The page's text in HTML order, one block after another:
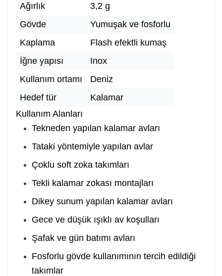
Ağırlık
3,2 g
Gövde
Yumuşak ve fosforlu
Kaplama
Flash efektli kumaş
İğne yapısı
Inox
Kullanım ortamı
Deniz
Hedef tür
Kalamar
Kullanım Alanları
Tekneden yapılan kalamar avları
Tataki yöntemiyle yapılan avlar
Çoklu soft zoka takımları
Tekli kalamar zokası montajları
Dikey sunum yapılan kalamar avları
Gece ve düşük ışıklı av koşulları
Şafak ve gün batımı avları
Fosforlu gövde kullanımının tercih edildiği
takımlar